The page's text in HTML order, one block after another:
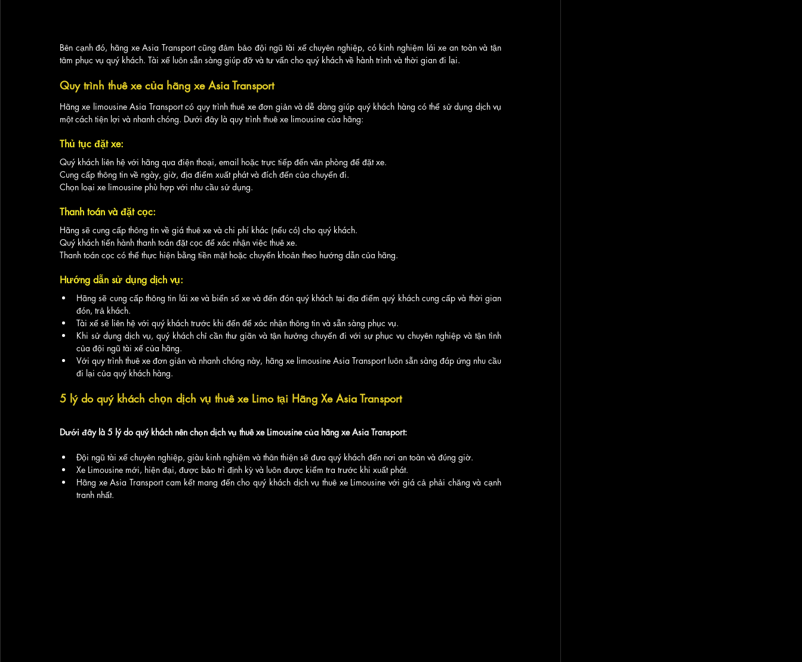
Bên cạnh đó, hãng xe Asia Transport cũng đảm bảo đội ngũ tài xế chuyên nghiệp, có kinh nghiệm lái xe an toàn và tận
tâm phục vụ quý khách. Tài xế luôn sẵn sàng giúp đỡ và tư vấn cho quý khách về hành trình và thời gian đi lại.
Quy trình thuê xe của hãng xe Asia Transport
Hãng xe limousine Asia Transport có quy trình thuê xe đơn giản và dễ dàng giúp quý khách hàng có thể sử dụng dịch vụ
một cách tiện lợi và nhanh chóng. Dưới đây là quy trình thuê xe limousine của hãng:
Thủ tục đặt xe:
Quý khách liên hệ với hãng qua điện thoại, email hoặc trực tiếp đến văn phòng để đặt xe.
Cung cấp thông tin về ngày, giờ, địa điểm xuất phát và đích đến của chuyến đi.
Chọn loại xe limousine phù hợp với nhu cầu sử dụng.
Thanh toán và đặt cọc:
Hãng sẽ cung cấp thông tin về giá thuê xe và chi phí khác (nếu có) cho quý khách.
Quý khách tiến hành thanh toán đặt cọc để xác nhận việc thuê xe.
Thanh toán cọc có thể thực hiện bằng tiền mặt hoặc chuyển khoản theo hướng dẫn của hãng.
Hướng dẫn sử dụng dịch vụ:
Hãng sẽ cung cấp thông tin lái xe và biển số xe và đến đón quý khách tại địa điểm quý khách cung cấp và thời gian
đón, trả khách.
Tài xế sẽ liên hệ với quý khách trước khi đến để xác nhận thông tin và sẵn sàng phục vụ.
Khi sử dụng dịch vụ, quý khách chỉ cần thư giãn và tận hưởng chuyến đi với sự phục vụ chuyên nghiệp và tận tình
của đội ngũ tài xế của hãng.
Với quy trình thuê xe đơn giản và nhanh chóng này, hãng xe limousine Asia Transport luôn sẵn sàng đáp ứng nhu cầu
đi lại của quý khách hàng.
5 lý do quý khách chọn dịch vụ thuê xe Limo tại Hãng Xe Asia Transport
Dưới đây là 5 lý do quý khách nên chọn dịch vụ thuê xe Limousine của hãng xe Asia Transport:
Đội ngũ tài xế chuyên nghiệp, giàu kinh nghiệm và thân thiện sẽ đưa quý khách đến nơi an toàn và đúng giờ.
Xe Limousine mới, hiện đại, được bảo trì định kỳ và luôn được kiểm tra trước khi xuất phát.
Hãng xe Asia Transport cam kết mang đến cho quý khách dịch vụ thuê xe Limousine với giá cả phải chăng và cạnh
tranh nhất.